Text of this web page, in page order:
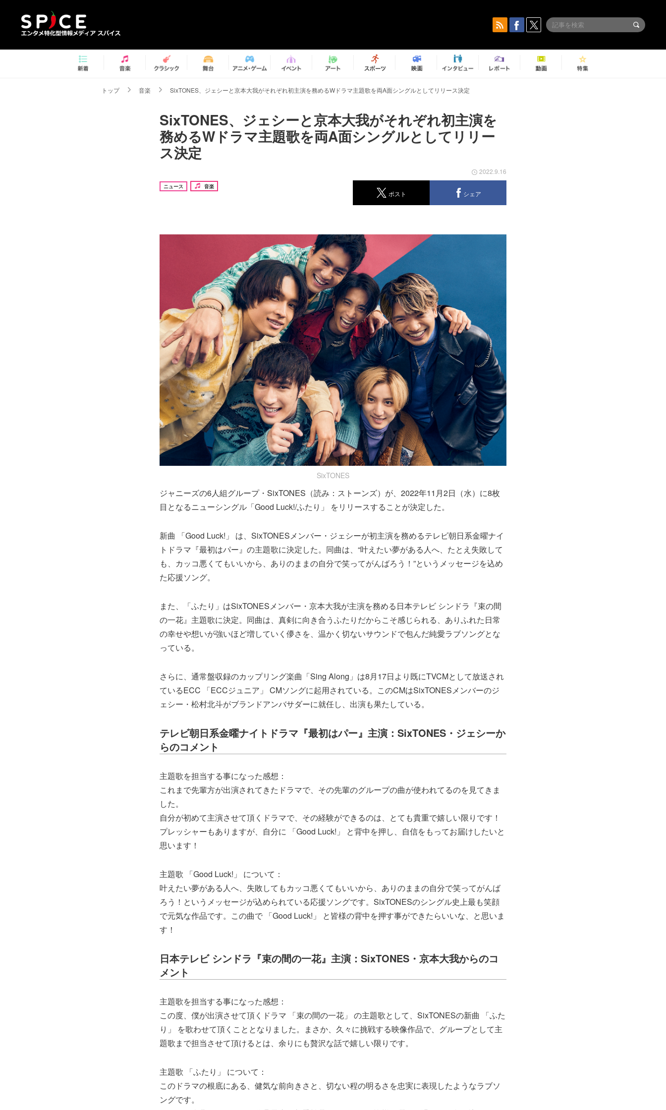
トップ 音楽 SixTONES、ジェシーと京本大我がそれぞれ初主演を務めるWドラマ主題歌を両A面シングルとしてリリース決定
SixTONES、ジェシーと京本大我がそれぞれ初主演を
務めるWドラマ主題歌を両A面シングルとしてリリー
ス決定
ニュース 音楽
2022.9.16
ポスト シェア
SixTONES
ジャニーズの6人組グループ・SixTONES（読み：ストーンズ）が、2022年11月2日（水）に8枚
目となるニューシングル「Good Luck!/ふたり」 をリリースすることが決定した。
新曲 「Good Luck!」 は、SixTONESメンバー・ジェシーが初主演を務めるテレビ朝日系金曜ナイ
トドラマ『最初はパー』の主題歌に決定した。同曲は、“叶えたい夢がある人へ、たとえ失敗して
も、カッコ悪くてもいいから、ありのままの自分で笑ってがんばろう！”というメッセージを込め
た応援ソング。
また、「ふたり」はSixTONESメンバー・京本大我が主演を務める日本テレビ シンドラ『束の間
の一花』主題歌に決定。同曲は、真剣に向き合うふたりだからこそ感じられる、ありふれた日常
の幸せや想いが強いほど増していく儚さを、温かく切ないサウンドで包んだ純愛ラブソングとな
っている。
さらに、通常盤収録のカップリング楽曲「Sing Along」は8月17日より既にTVCMとして放送され
ているECC 「ECCジュニア」 CMソングに起用されている。このCMはSixTONESメンバーのジ
ェシー・松村北斗がブランドアンバサダーに就任し、出演も果たしている。
テレビ朝日系金曜ナイトドラマ『最初はパー』主演：SixTONES・ジェシーか
らのコメント
主題歌を担当する事になった感想：
これまで先輩方が出演されてきたドラマで、その先輩のグループの曲が使われてるのを見てきま
した。
自分が初めて主演させて頂くドラマで、その経験ができるのは、とても貴重で嬉しい限りです！
プレッシャーもありますが、自分に 「Good Luck!」 と背中を押し、自信をもってお届けしたいと
思います！
主題歌 「Good Luck!」 について：
叶えたい夢がある人へ、失敗してもカッコ悪くてもいいから、ありのままの自分で笑ってがんば
ろう！というメッセージが込められている応援ソングです。SixTONESのシングル史上最も笑顔
で元気な作品です。この曲で 「Good Luck!」 と皆様の背中を押す事ができたらいいな、と思いま
す！
日本テレビ シンドラ『束の間の一花』主演：SixTONES・京本大我からのコ
メント
主題歌を担当する事になった感想：
この度、僕が出演させて頂くドラマ 「束の間の一花」 の主題歌として、SixTONESの新曲 「ふた
り」 を歌わせて頂くこととなりました。まさか、久々に挑戦する映像作品で、グループとして主
題歌まで担当させて頂けるとは、余りにも贅沢な話で嬉しい限りです。
主題歌 「ふたり」 について：
このドラマの根底にある、健気な前向きさと、切ない程の明るさを忠実に表現したようなラブソ
ングです。